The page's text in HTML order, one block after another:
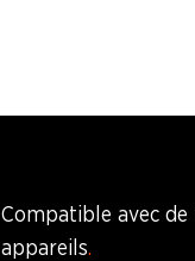
Compatible avec
appareils